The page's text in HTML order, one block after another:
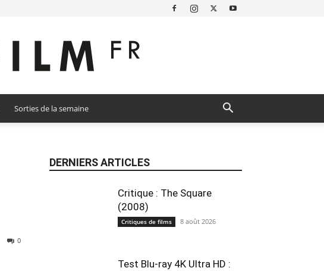
Sorties de la semaine
0
DERNIERS ARTICLES
Critique : The Square
(2008)
Critiques de films 8 août 2026
Test Blu-ray 4K Ultra HD :